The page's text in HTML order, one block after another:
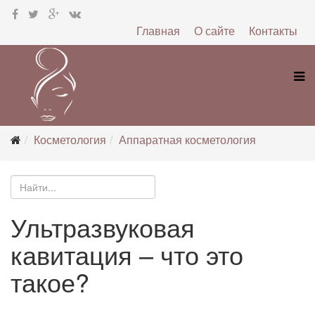
Контакты
О сайте
Главная
Косметология Аппаратная косметология
Ультразвуковая
кавитация – что это
такое?